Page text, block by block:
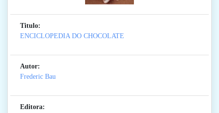
Titulo:
ENCICLOPEDIA DO CHOCOLATE
Autor:
Frederic Bau
Editora: